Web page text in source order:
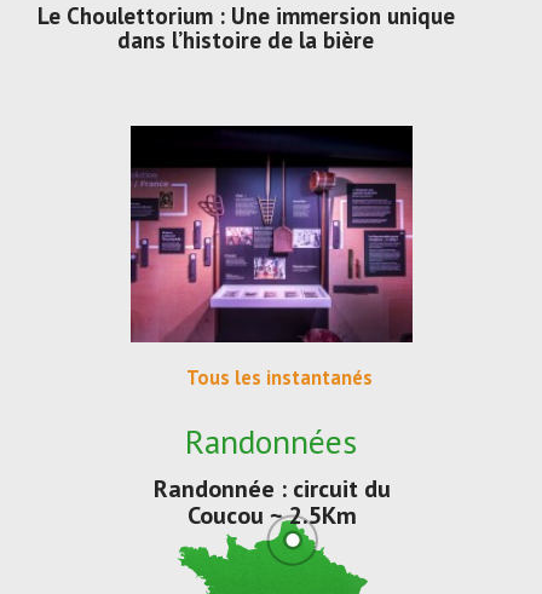
Le Choulettorium : Une immersion unique
dans l’histoire de la bière
Tous les instantanés
Randonnées
Randonnée : circuit du
Coucou ~ 2.5Km